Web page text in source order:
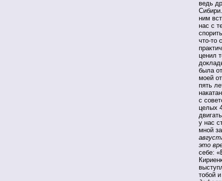
ведь
ним
нас с
что-то
ценил
была
моей
пять
с
целых
у нас
мной
это
себе:
тобой